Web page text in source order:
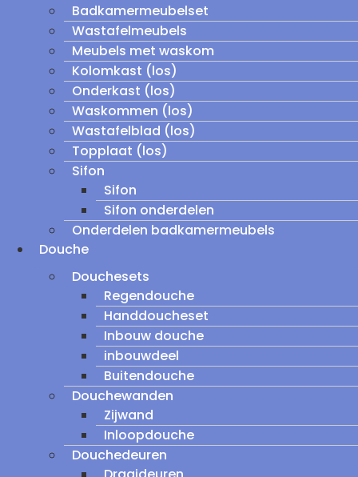
Badkamermeubelset
Wastafelmeubels
Meubels met waskom
Kolomkast (los)
Onderkast (los)
Waskommen (los)
Wastafelblad (los)
Topplaat (los)
Sifon
Sifon
Sifon onderdelen
Onderdelen badkamermeubels
Douche
Douchesets
Regendouche
Handdoucheset
Inbouw douche
inbouwdeel
Buitendouche
Douchewanden
Zijwand
Inloopdouche
Douchedeuren